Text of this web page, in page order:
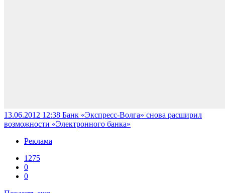
13.06.2012 12:38 Банк «Экспресс-Волга» снова расширил
возможности «Электронного банка»
Реклама
1275
0
0